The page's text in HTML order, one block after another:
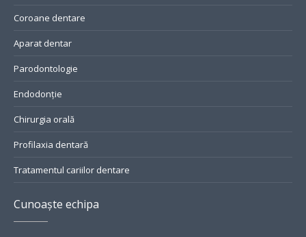
Coroane dentare
Aparat dentar
Parodontologie
Endodonție
Chirurgia orală
Profilaxia dentară
Tratamentul cariilor dentare
Cunoaște echipa